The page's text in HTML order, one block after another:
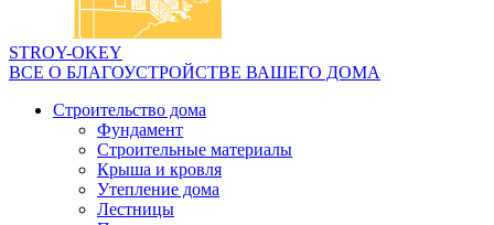
STROY-OKEY
ВСЕ О БЛАГОУСТРОЙСТВЕ ВАШЕГО ДОМА
Строительство дома
Фундамент
Строительные материалы
Крыша и кровля
Утепление дома
Лестницы